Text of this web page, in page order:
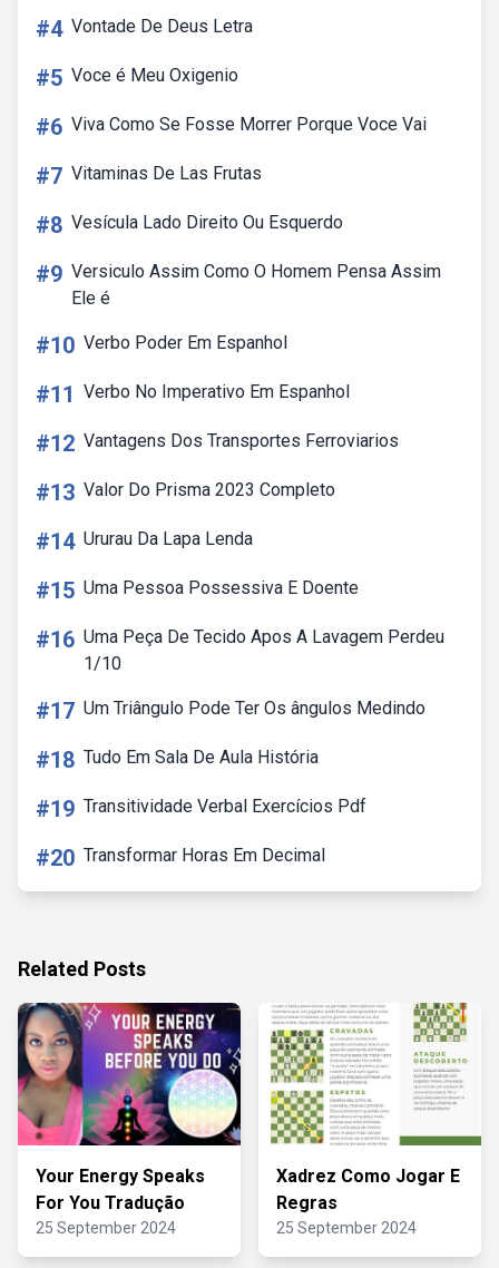
#4 Vontade De Deus Letra
#5 Voce é Meu Oxigenio
#6 Viva Como Se Fosse Morrer Porque Voce Vai
#7 Vitaminas De Las Frutas
#8 Vesícula Lado Direito Ou Esquerdo
#9 Versiculo Assim Como O Homem Pensa Assim
Ele é
#10 Verbo Poder Em Espanhol
#11 Verbo No Imperativo Em Espanhol
#12 Vantagens Dos Transportes Ferroviarios
#13 Valor Do Prisma 2023 Completo
#14 Ururau Da Lapa Lenda
#15 Uma Pessoa Possessiva E Doente
#16 Uma Peça De Tecido Apos A Lavagem Perdeu
1/10
#17 Um Triângulo Pode Ter Os ângulos Medindo
#18 Tudo Em Sala De Aula História
#19 Transitividade Verbal Exercícios Pdf
#20 Transformar Horas Em Decimal
Related Posts
Your Energy Speaks
For You Tradução
25 September 2024
Xadrez Como Jogar E
Regras
25 September 2024